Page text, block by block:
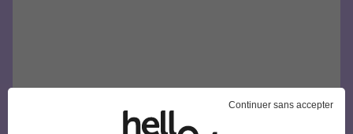
Continuer sans accepter